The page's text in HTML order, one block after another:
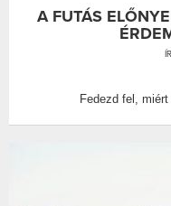
A FUTÁS
Fedezd fel,